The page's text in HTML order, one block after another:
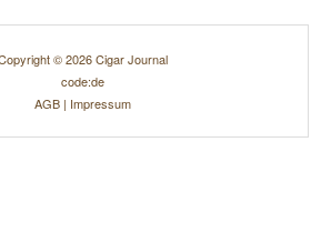
© 2026 Cigar Journal
code:de
AGB| Impressum